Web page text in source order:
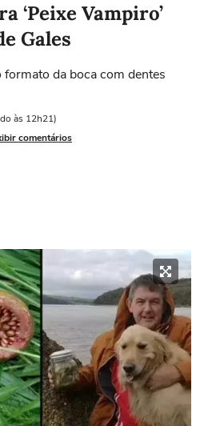
‘Peixe Vampiro’
Gales
da boca com dentes
às 12h21)
comentários